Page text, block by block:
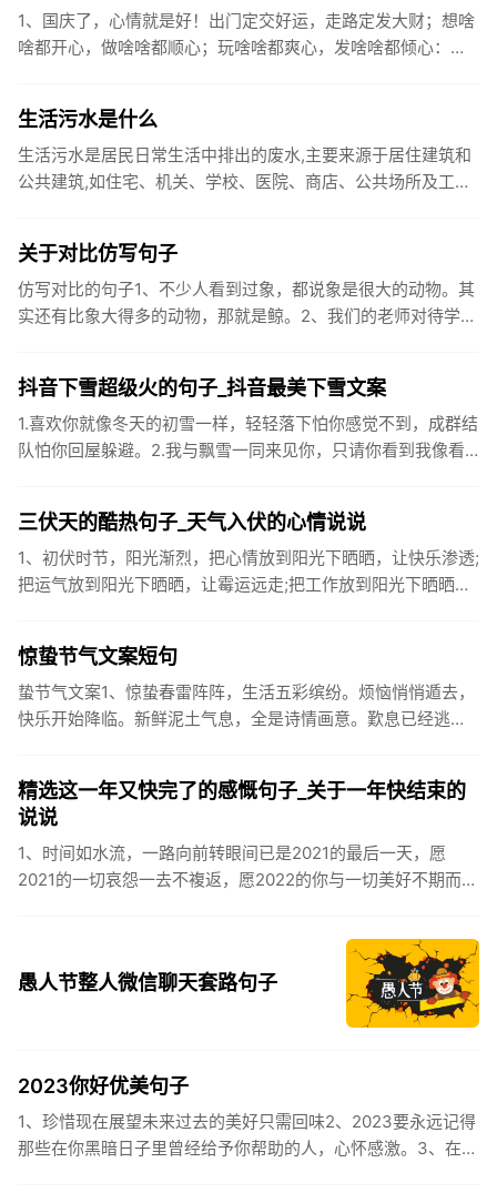
1、国庆了，心情就是好！出门定交好运，走路定发大财；想啥
啥都开心，做啥啥都顺心；玩啥啥都爽心，发啥啥都倾心：祝
生活污水是什么
生活污水是居民日常生活中排出的废水,主要来源于居住建筑和
公共建筑,如住宅、机关、学校、医院、商店、公共场所及工业
关于对比仿写句子
仿写对比的句子1、不少人看到过象，都说象是很大的动物。其
实还有比象大得多的动物，那就是鲸。2、我们的老师对待学生
抖音下雪超级火的句子_抖音最美下雪文案
1.喜欢你就像冬天的初雪一样，轻轻落下怕你感觉不到，成群结
队怕你回屋躲避。2.我与飘雪一同来见你，只请你看到我像看
三伏天的酷热句子_天气入伏的心情说说
1、初伏时节，阳光渐烈，把心情放到阳光下晒晒，让快乐渗透;
把运气放到阳光下晒晒，让霉运远走;把工作放到阳光下晒晒，
惊蛰节气文案短句
蛰节气文案1、惊蛰春雷阵阵，生活五彩缤纷。烦恼悄悄遁去，
快乐开始降临。新鲜泥土气息，全是诗情画意。歎息已经逃
精选这一年又快完了的感慨句子_关于一年快结束的
说说
1、时间如水流，一路向前转眼间已是2021的最后一天，愿
2021的一切哀怨一去不複返，愿2022的你与一切美好不期而
愚人节整人微信聊天套路句子
2023你好优美句子
1、珍惜现在展望未来过去的美好只需回味2、2023要永远记得
那些在你黑暗日子里曾经给予你帮助的人，心怀感激。3、在苦